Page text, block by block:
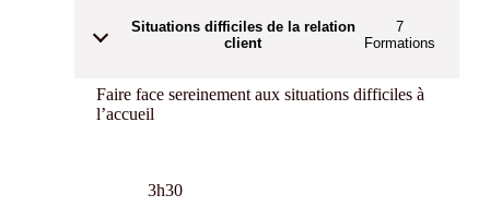
Situations difficiles de la relation
client
7
Formations
Faire face sereinement aux situations difficiles à
l’accueil
3h30